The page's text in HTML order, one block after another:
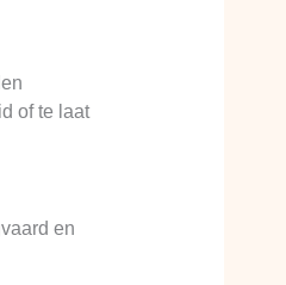
of te laat
en